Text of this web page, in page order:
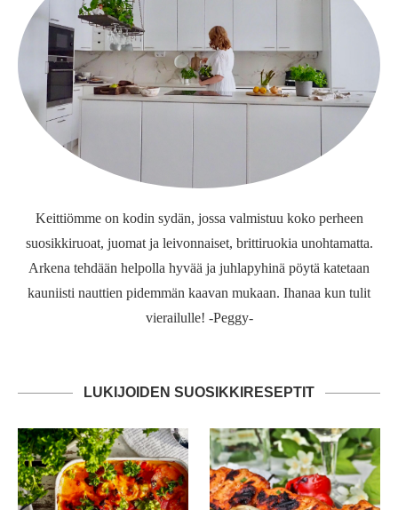
Keittiömme on kodin sydän, jossa valmistuu koko perheen
suosikkiruoat, juomat ja leivonnaiset, brittiruokia unohtamatta.
Arkena tehdään helpolla hyvää ja juhlapyhinä pöytä katetaan
kauniisti nauttien pidemmän kaavan mukaan. Ihanaa kun tulit
vierailulle! -Peggy-
LUKIJOIDEN SUOSIKKIRESEPTIT